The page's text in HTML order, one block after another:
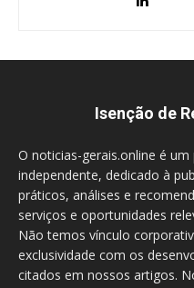
Isenção de
O noticias-gerais.online é
independente, dedicado à
práticos, análises e
serviços e oportunidades
Não temos vínculo
exclusividade com os
citados em nossos artigos.